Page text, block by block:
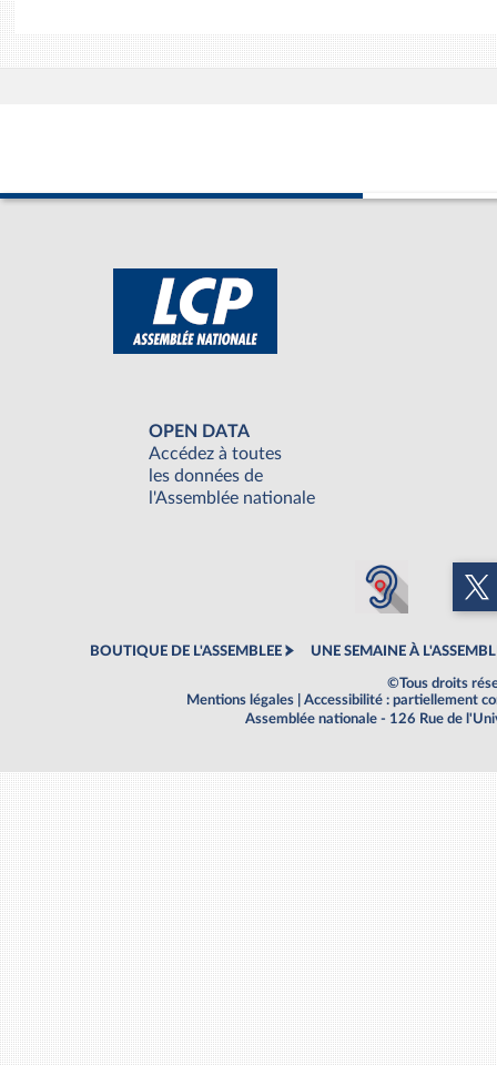
OPEN DATA
Accédez à toutes
les données de
l'Assemblée nationale
BOUTIQUE DE L'ASSEMBLEE UNE SEMAINE À
©Tous droits
Mentions légales
Accessibilité : partiellement
Assemblée nationale - 126 Rue de